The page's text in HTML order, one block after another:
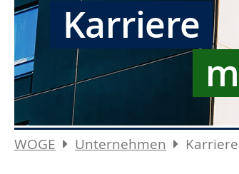
Karriere
WOGE Unternehmen Karriere